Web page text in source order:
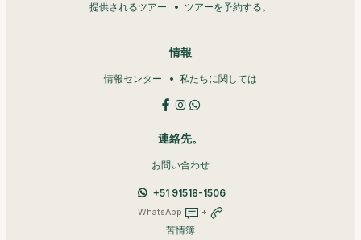
提供されるツアー ツアーを予約する。
情報
情報センター 私たちに関しては
連絡先。
お問い合わせ
+51 91518-1506
WhatsApp +
苦情簿